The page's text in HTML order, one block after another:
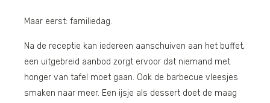
Maar eerst: familiedag.
Na de receptie kan iedereen aanschuiven aan het buffet,
een uitgebreid aanbod zorgt ervoor dat niemand met
honger van tafel moet gaan. Ook de barbecue vleesjes
smaken naar meer. Een ijsje als dessert doet de maag